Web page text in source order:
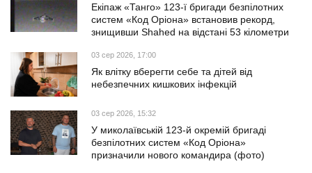
Екіпаж «Танго» 123-ї бригади безпілотних
систем «Код Оріона» встановив рекорд,
знищивши Shahed на відстані 53 кілометри
03 сер 2026, 17:00
Як влітку вберегти себе та дітей від
небезпечних кишкових інфекцій
03 сер 2026, 15:32
У миколаївській 123-й окремій бригаді
безпілотних систем «Код Оріона»
призначили нового командира (фото)